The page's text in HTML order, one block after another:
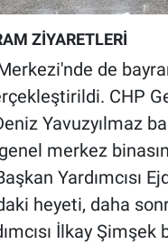
ZİYARETLERİ
de
CHP
Yavuzyılmaz
merkez
Yardımcısı
heyeti, daha
İlkay Şimşek